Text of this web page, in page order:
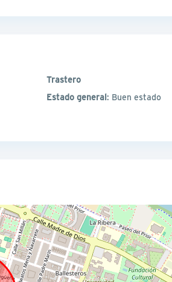
Trastero
Estado general: Buen estado